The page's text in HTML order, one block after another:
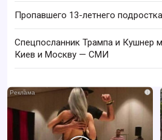
Пропавшего 13-летнего
Спецпосланник Трампа и Кушнер
Киев и Москву — СМИ
i